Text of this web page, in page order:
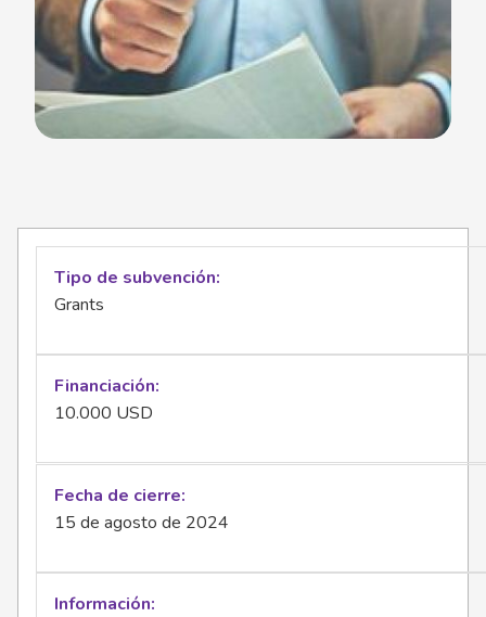
Tipo de subvención
Grants
Financiación
10.000 USD
Fecha de cierre
15 de agosto de 2024
Información